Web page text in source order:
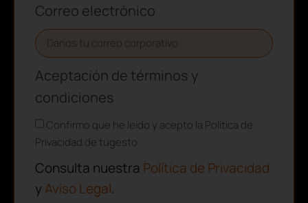
Correo electrónico
Aceptación de términos y
condiciones
Confirmo que he leído y acepto la Política de
Privacidad de tugesto.
Consulta nuestra Política de Privacidad
y Aviso Legal.